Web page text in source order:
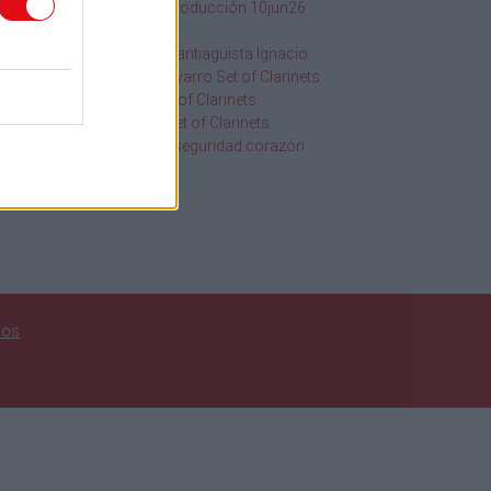
2020
SQF Ed 10 Introducción 10jun26
116 Orgullo Santiaguista Ignacio
Chanchez Navarro Set of Clarinets
108 Abba Set of Clarinets
109 Golden Set of Clarinets
Información seguridad corazón